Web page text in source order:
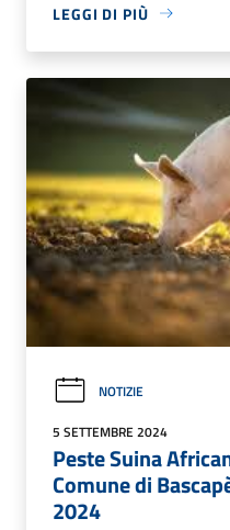
LEGGI DI PIÙ
NOTIZIE
5 SETTEMBRE 2024
Peste Suina
Comune di
2024